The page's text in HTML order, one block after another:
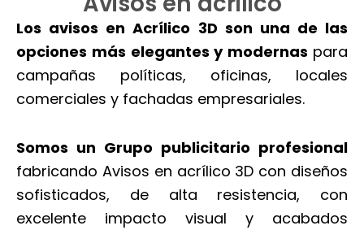
Los avisos en Acrílico 3D son una de las
opciones más elegantes y modernas para
campañas políticas, oficinas, locales
comerciales y fachadas empresariales.
Somos un Grupo publicitario profesional
fabricando Avisos en acrílico 3D con diseños
sofisticados, de alta resistencia, con
excelente impacto visual y acabados